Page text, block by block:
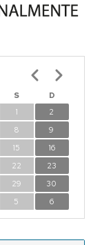
S
D
1
2
8
9
15
16
22
23
29
30
5 6
Paginación